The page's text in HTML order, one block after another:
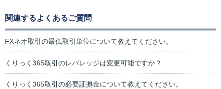
関連するよくあるご質問
FXネオ取引の最低取引単位について教えてください。
くりっく365取引のレバレッジは変更可能ですか？
くりっく365取引の必要証拠金について教えてください。